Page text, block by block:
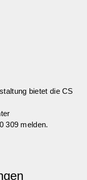
bietet die CS
309 melden.